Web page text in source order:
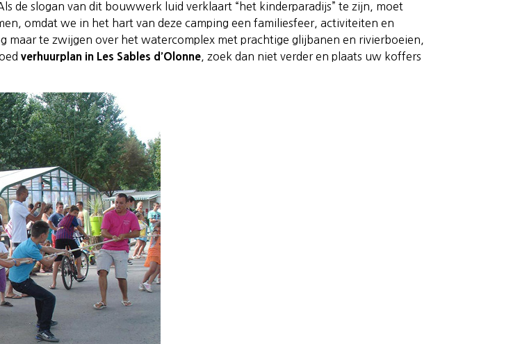
de slogan van dit bouwwerk luid verklaart “het kinderparadijs” te zijn, moet
omdat we in het hart van deze camping een familiesfeer, activiteiten en
maar te zwijgen over het watercomplex met prachtige glijbanen en rivierboeien,
verhuurplan in Les Sables d’Olonne , zoek dan niet verder en plaats uw koffers